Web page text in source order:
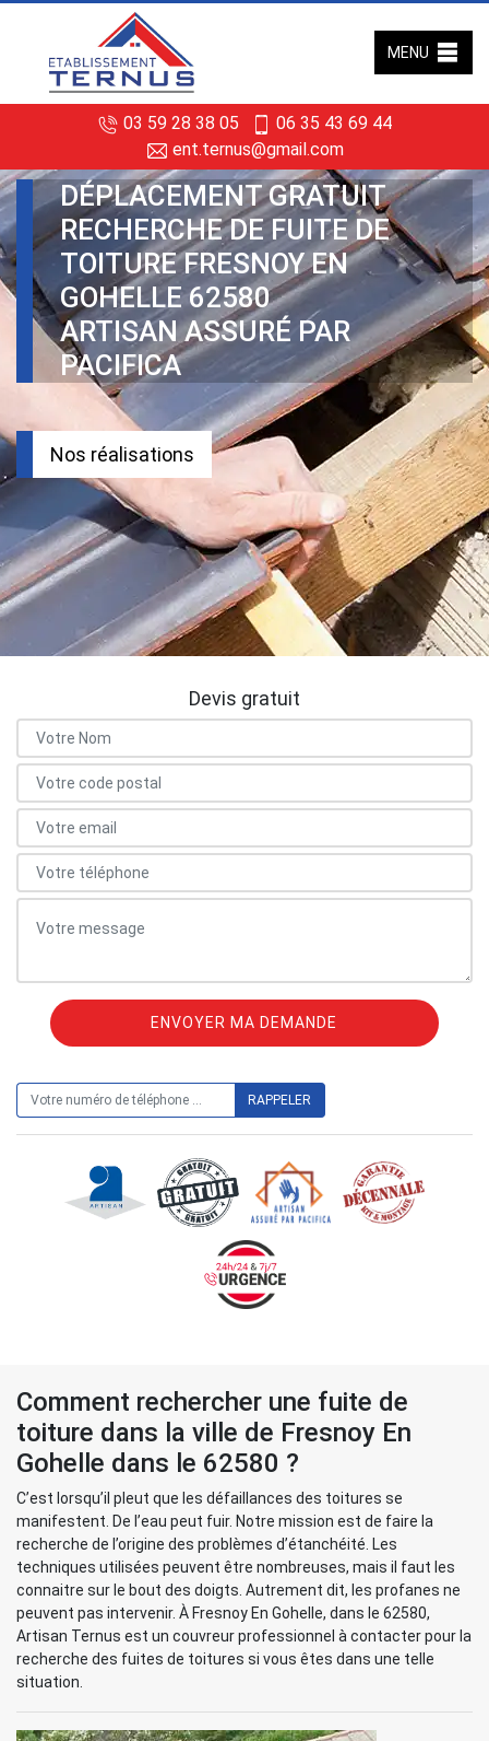
03 59 28 38 05
06 35 43 69 44
ent.ternus@gmail.com
MENU
DÉPLACEMENT GRATUIT
RECHERCHE DE FUITE DE
TOITURE FRESNOY EN
GOHELLE 62580
ARTISAN ASSURÉ PAR
PACIFICA
Nos réalisations
Devis gratuit
Comment rechercher une fuite de
toiture dans la ville de Fresnoy En
Gohelle dans le 62580 ?
C’est lorsqu’il pleut que les défaillances des toitures se
manifestent. De l’eau peut fuir. Notre mission est de faire la
recherche de l’origine des problèmes d’étanchéité. Les
techniques utilisées peuvent être nombreuses, mais il faut les
connaitre sur le bout des doigts. Autrement dit, les profanes ne
peuvent pas intervenir. À Fresnoy En Gohelle, dans le 62580,
Artisan Ternus est un couvreur professionnel à contacter pour la
recherche des fuites de toitures si vous êtes dans une telle
situation.